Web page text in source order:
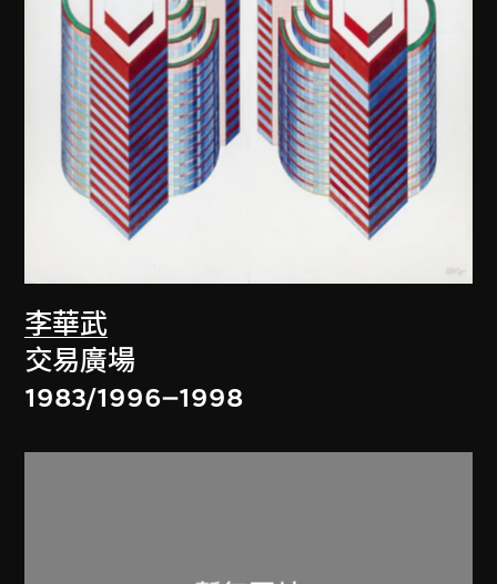
李華武
交易廣場
1983/1996–1998